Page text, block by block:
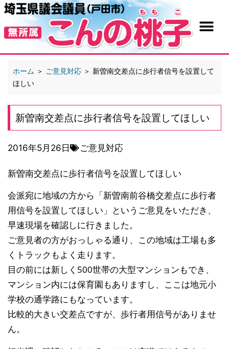
ホーム ＞ ご意見対応 ＞ 新曽南交差点に歩行者信号を設置して
ほしい
新曽南交差点に歩行者信号を設置してほしい
2016年5月26日 ご意見対応
新曽南交差点に歩行者信号を設置してほしい
会派宛に地域の方から「新曽南前谷橋交差点に歩行者
用信号を設置してほしい」というご意見をいただき、
早速現場を確認しに行きました。
ご意見者の方がおっしゃる通り、この地域は工場も多
くト ラックもよく走ります。
目の前には新しく500世帯の大型マンションもでき、
マンション内には保育園もありますし、ここは地元小
学校の通学路にもなっています。
比較的大きい交差点ですが、歩行者用信号がありませ
ん。